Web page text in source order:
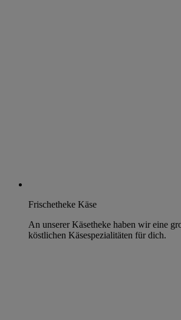
Frischetheke Käse
An unserer Käsetheke haben wir eine
köstlichen Käsespezialitäten für dich.